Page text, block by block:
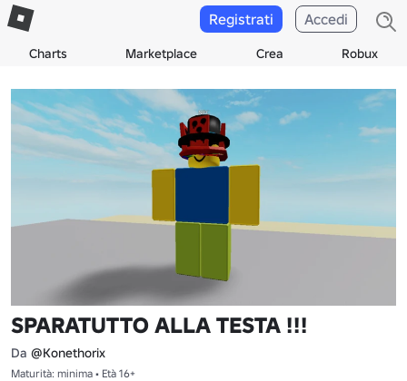
Charts Marketplace Crea Robux
Registrati Accedi
SPARATUTTO ALLA TESTA !!!
Da @Konethorix
Maturità: minima • Età 16+